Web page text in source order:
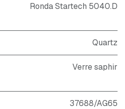
Ronda Startech 5040.D
Quartz
Verre saphir
37688/AG65